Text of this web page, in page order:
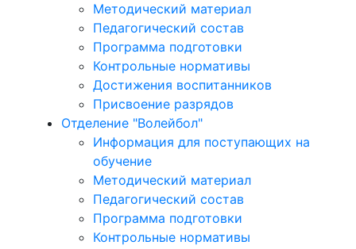
Методический материал
Педагогический состав
Программа подготовки
Контрольные нормативы
Достижения воспитанников
Присвоение разрядов
Отделение "Волейбол"
Информация для поступающих на
обучение
Методический материал
Педагогический состав
Программа подготовки
Контрольные нормативы